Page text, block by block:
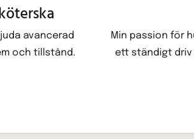
avancerad
och tillstånd.
Min passion för
ett ständigt driv